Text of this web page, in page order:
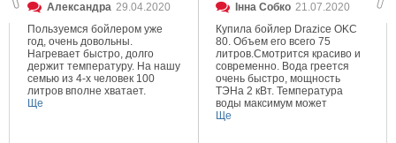
Александра 29.04.2020
Пользуемся бойлером уже
год, очень довольны.
Нагревает быстро, долго
держит температуру. На нашу
семью из 4-х человек 100
литров вполне хватает.
Ще
Інна Собко 21.07.2020
Купила бойлер Drazice OKC
80. Объем его всего 75
литров.Смотрится красиво и
современно. Вода греется
очень быстро, мощность
ТЭНа 2 кВт. Температура
воды максимум может
составлять 80 градусов.
Ще